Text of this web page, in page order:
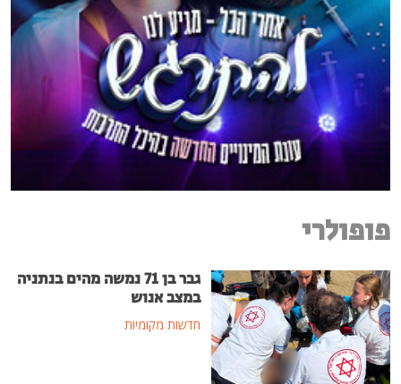
פופולרי
גבר בן 71 נמשה מהים בנתניה
במצב אנוש
חדשות מקומיות